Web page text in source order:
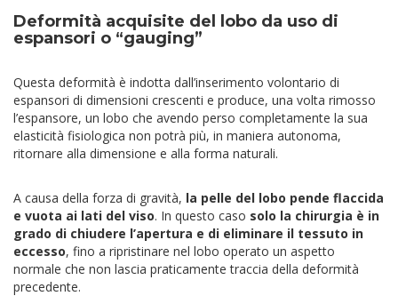
Deformità acquisite del lobo da uso di
espansori o “gauging”
Questa deformità è indotta dall’inserimento volontario di
espansori di dimensioni crescenti e produce, una volta rimosso
l’espansore, un lobo che avendo perso completamente la sua
elasticità fisiologica non potrà più, in maniera autonoma,
ritornare alla dimensione e alla forma naturali.
A causa della forza di gravità, la pelle del lobo pende flaccida
e vuota ai lati del viso. In questo caso solo la chirurgia è in
grado di chiudere l’apertura e di eliminare il tessuto in
eccesso, fino a ripristinare nel lobo operato un aspetto
normale che non lascia praticamente traccia della deformità
precedente.